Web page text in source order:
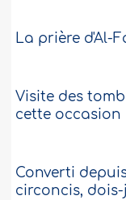
La prière d'Al-
Visite des
cette occasion
Converti
circoncis, dois-